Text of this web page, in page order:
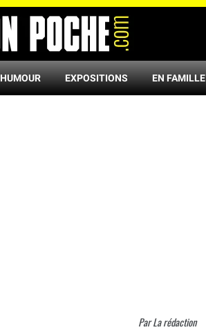
HUMOUR EXPOSITIONS EN FAMILLE
ParLa rédaction